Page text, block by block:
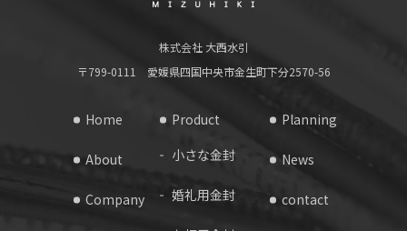
株式会社 大西水引
〒799-0111 愛媛県四国中央市金生町下分2570-56
Home
About
Company
Product
小さな金封
婚礼用金封
Planning
News
contact